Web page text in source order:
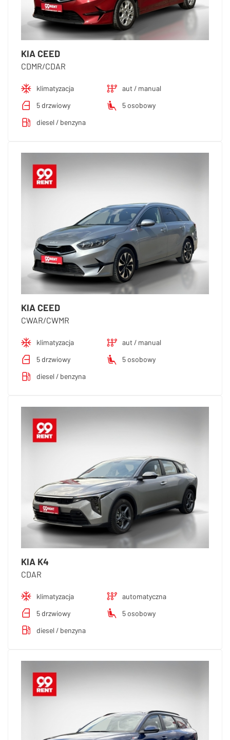
KIA CEED
CDMR/CDAR
klimatyzacja
aut / manual
5 drzwiowy
5 osobowy
diesel / benzyna
KIA CEED
CWAR/CWMR
klimatyzacja
aut / manual
5 drzwiowy
5 osobowy
diesel / benzyna
KIA K4
CDAR
klimatyzacja
automatyczna
5 drzwiowy
5 osobowy
diesel / benzyna